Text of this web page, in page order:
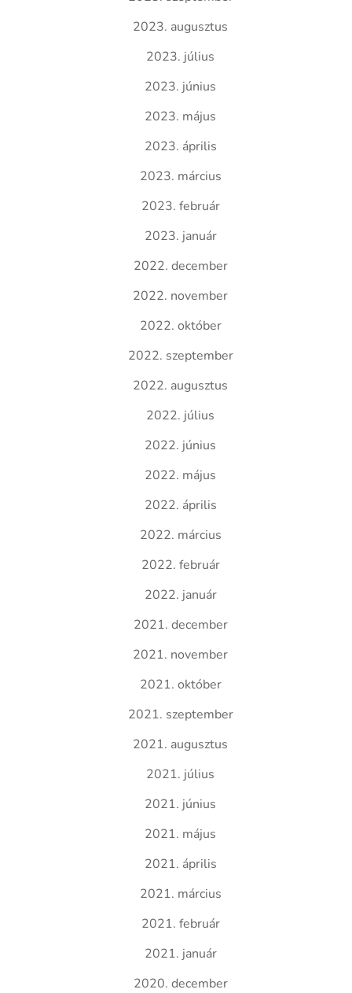
2023. augusztus
2023. július
2023. június
2023. május
2023. április
2023. március
2023. február
2023. január
2022. december
2022. november
2022. október
2022. szeptember
2022. augusztus
2022. július
2022. június
2022. május
2022. április
2022. március
2022. február
2022. január
2021. december
2021. november
2021. október
2021. szeptember
2021. augusztus
2021. július
2021. június
2021. május
2021. április
2021. március
2021. február
2021. január
2020. december